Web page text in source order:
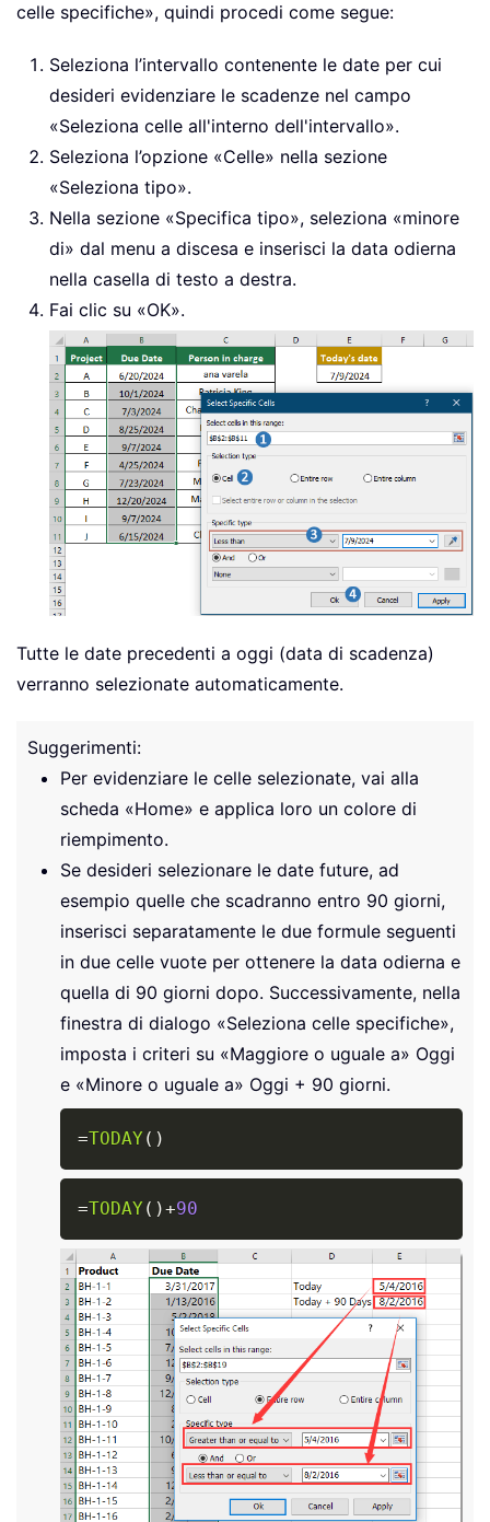
celle specifiche», quindi procedi come segue:
Seleziona l’intervallo contenente le date per cui
desideri evidenziare le scadenze nel campo
«Seleziona celle all'interno dell'intervallo».
Seleziona l’opzione «Celle» nella sezione
«Seleziona tipo».
Nella sezione «Specifica tipo», seleziona «minore
di» dal menu a discesa e inserisci la data odierna
nella casella di testo a destra.
Fai clic su «OK».
Tutte le date precedenti a oggi (data di scadenza)
verranno selezionate automaticamente.
Suggerimenti:
Per evidenziare le celle selezionate, vai alla
scheda «Home» e applica loro un colore di
riempimento.
Se desideri selezionare le date future, ad
esempio quelle che scadranno entro 90 giorni,
inserisci separatamente le due formule seguenti
in due celle vuote per ottenere la data odierna e
quella di 90 giorni dopo. Successivamente, nella
finestra di dialogo «Seleziona celle specifiche»,
imposta i criteri su «Maggiore o uguale a» Oggi
e «Minore o uguale a» Oggi + 90 giorni.
=TODAY ( )
=TODAY ( )+90